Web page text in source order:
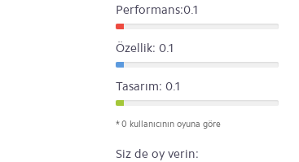
Performans:0.1
Özellik: 0.1
Tasarım: 0.1
* 0 kullanıcının oyuna göre
Siz de oy verin: